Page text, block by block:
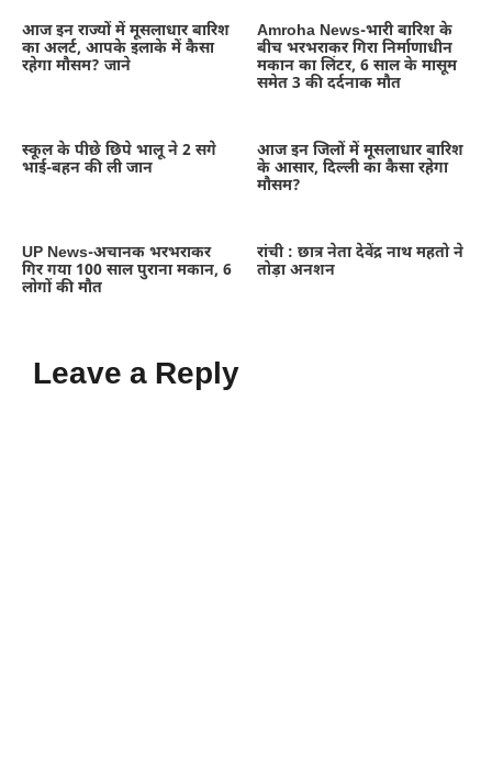
आज इन राज्यों में मूसलाधार बारिश
का अलर्ट, आपके इलाके में कैसा
रहेगा मौसम? जाने
Amroha News-भारी बारिश के
बीच भरभराकर गिरा निर्माणाधीन
मकान का लिंटर, 6 साल के मासूम
समेत 3 की दर्दनाक मौत
स्कूल के पीछे छिपे भालू ने 2 सगे
भाई-बहन की ली जान
आज इन जिलों में मूसलाधार बारिश
के आसार, दिल्ली का कैसा रहेगा
मौसम?
UP News-अचानक भरभराकर
गिर गया 100 साल पुराना मकान, 6
लोगों की मौत
रांची : छात्र नेता देवेंद्र नाथ महतो ने
तोड़ा अनशन
Leave a Reply